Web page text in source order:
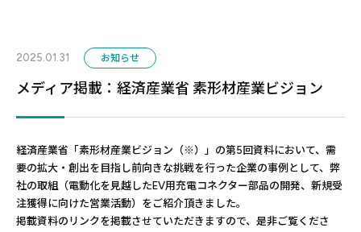
2025.01.31 お知らせ
メディア掲載：経済産業省 素形材産業ビジョン
経済産業省「素形材産業ビジョン（※）」の第5回資料において、需
要の拡大・創出を目指し前向きな挑戦を行った企業の事例として、弊
社の取組（電動化を見越したEV用充電コネクター部品の開発、新規受
注獲得に向けた営業活動）をご紹介頂きました。
掲載資料のリンクを掲載させていただきますので、是非ご覧くださ